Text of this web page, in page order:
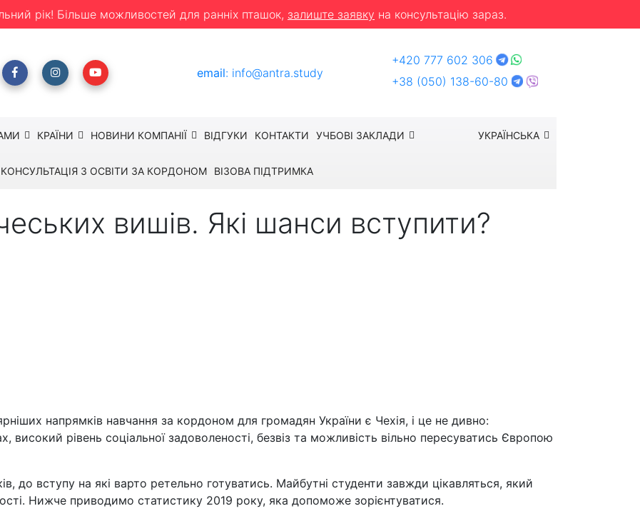
рік! Більше можливостей для ранніх пташок, залиште заявку на консультацію зараз.
email: info@antra.study
+420 777 602 306
+38 (050) 138-60-80
УКРАЇНСЬКА
КРАЇНИ НОВИНИ КОМПАНІЇ ВІДГУКИ КОНТАКТИ УЧБОВІ ЗАКЛАДИ
КОНСУЛЬТАЦІЯ З ОСВІТИ ЗА КОРДОНОМ ВІЗОВА ПІДТРИМКА
вишів. Які шанси вступити?
напрямків навчання за кордоном для громадян України є Чехія, і це не дивно:
рівень соціальної задоволеності, безвіз та можливість вільно пересуватись Європою
до вступу на які варто ретельно готуватись. Майбутні студенти завжди цікавляться, який
Нижче приводимо статистику 2019 року, яка допоможе зорієнтуватися.